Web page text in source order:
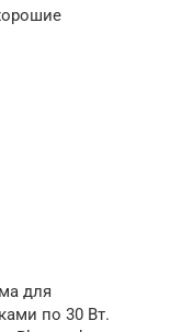
для
по 30 Вт.